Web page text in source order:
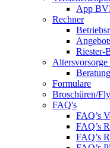
App
Rechner
Riester-
Altersvorsorge
Formulare
Broschüren/
FAQ's
FAQ’s
FAQ’s
FAQ’s